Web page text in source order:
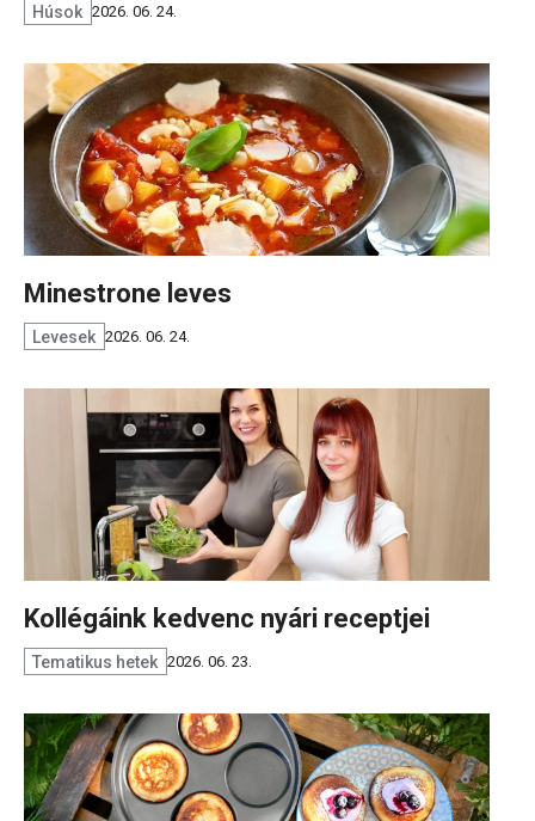
Húsok 2026. 06. 24.
Minestrone leves
Levesek 2026. 06. 24.
Kollégáink kedvenc nyári receptjei
Tematikus hetek 2026. 06. 23.